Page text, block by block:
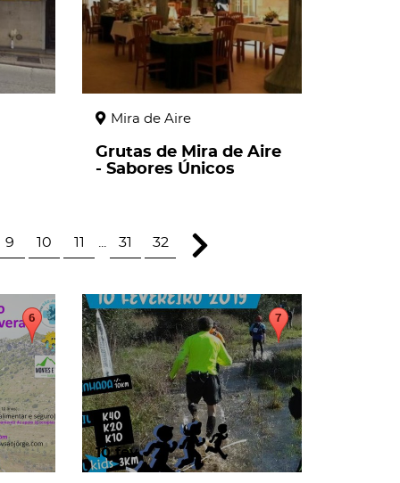
Mira de Aire
Grutas de Mira de Aire
- Sabores Únicos
9 10 11 31 32
10 fev